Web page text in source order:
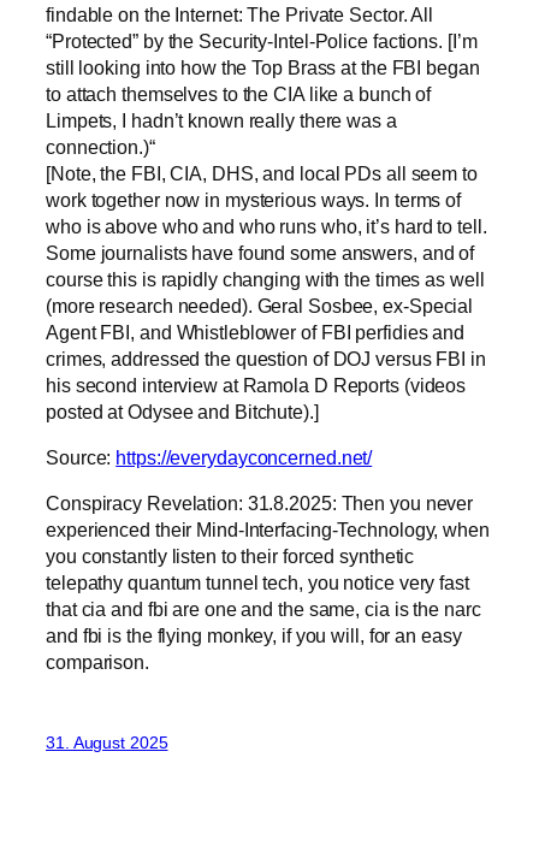
findable on the Internet: The Private Sector. All
“Protected” by the Security-Intel-Police factions. [I’m
still looking into how the Top Brass at the FBI began
to attach themselves to the CIA like a bunch of
Limpets, I hadn’t known really there was a
connection.)“
[Note, the FBI, CIA, DHS, and local PDs all seem to
work together now in mysterious ways. In terms of
who is above who and who runs who, it’s hard to tell.
Some journalists have found some answers, and of
course this is rapidly changing with the times as well
(more research needed). Geral Sosbee, ex-Special
Agent FBI, and Whistleblower of FBI perfidies and
crimes, addressed the question of DOJ versus FBI in
his second interview at Ramola D Reports (videos
posted at Odysee and Bitchute).]
Source: https://everydayconcerned.net/
Conspiracy Revelation: 31.8.2025: Then you never
experienced their Mind-Interfacing-Technology, when
you constantly listen to their forced synthetic
telepathy quantum tunnel tech, you notice very fast
that cia and fbi are one and the same, cia is the narc
and fbi is the flying monkey, if you will, for an easy
comparison.
31. August 2025